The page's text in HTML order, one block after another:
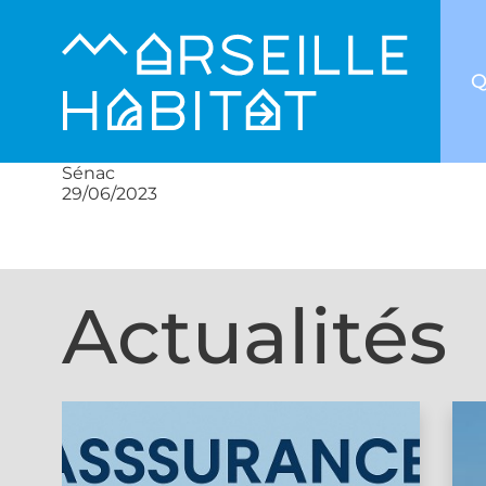
Sénac
29/06/2023
Actualités